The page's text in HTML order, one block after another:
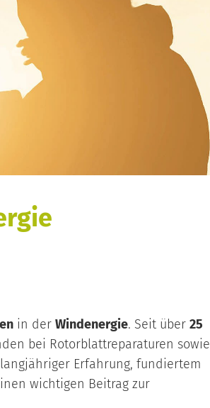
in der Windenergie. Seit über 25
bei Rotorblattreparaturen sowie
Erfahrung, fundiertem
wichtigen Beitrag zur